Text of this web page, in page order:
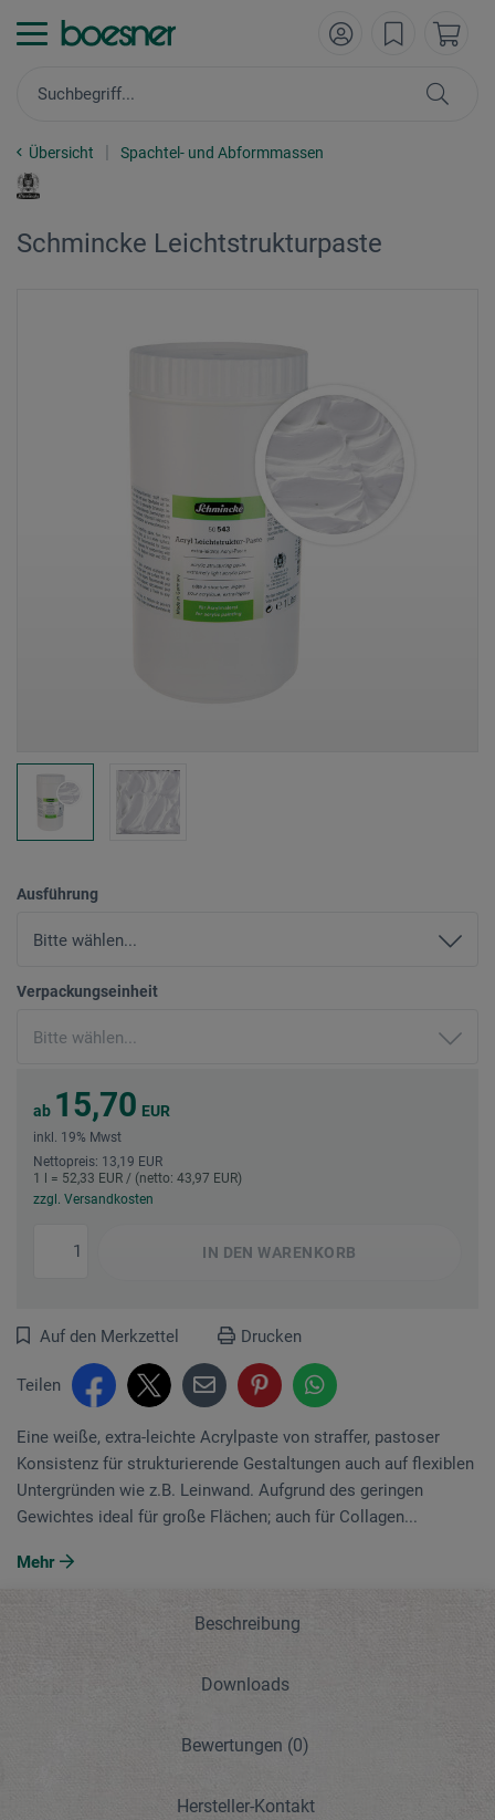
Übersicht Spachtel- und Abformmassen
Schmincke Leichtstrukturpaste
Ausführung
Verpackungseinheit
ab 15,70 EUR
inkl. 19% Mwst
Nettopreis: 13,19 EUR
1 l = 52,33 EUR / (netto: 43,97 EUR)
zzgl. Versandkosten
IN DEN WARENKORB
Auf den Merkzettel Drucken
Teilen
Eine weiße, extra-leichte Acrylpaste von straffer, pastoser
Konsistenz für strukturierende Gestaltungen auch auf flexiblen
Untergründen wie z.B. Leinwand. Aufgrund des geringen
Gewichtes ideal für große Flächen; auch für Collagen...
Mehr
Beschreibung
Downloads
Bewertungen (0)
Hersteller-Kontakt